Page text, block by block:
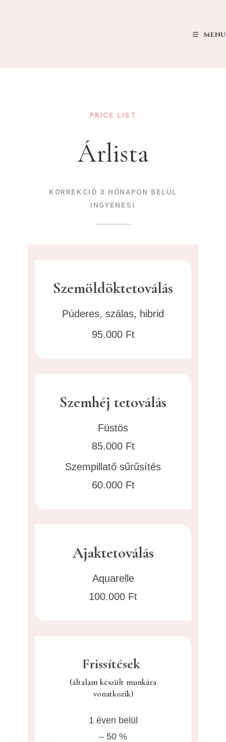
MENU
PRICE LIST
Árlista
KORREKCIÓ 3 HÓNAPON BELÜL
INGYENES!
Szemöldöktetoválás
Púderes, szálas, hibrid
95.000 Ft
Szemhéj tetoválás
Füstös
85.000 Ft
Szempillatő sűrűsítés
60.000 Ft
Ajaktetoválás
Aquarelle
100.000 Ft
Frissítések
(általam készült munkára
vonatkozik)
1 éven belül
– 50 %